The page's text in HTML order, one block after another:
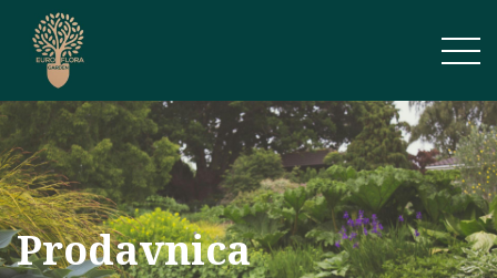
Prodavnica